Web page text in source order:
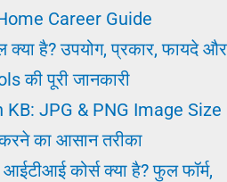
Career Guide
है? उपयोग, प्रकार, फायदे और
की पूरी जानकारी
JPG & PNG Image Size
का आसान तरीका
कोर्स क्या है? फुल फॉर्म,